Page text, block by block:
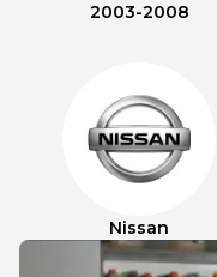
2003-2008
Nissan